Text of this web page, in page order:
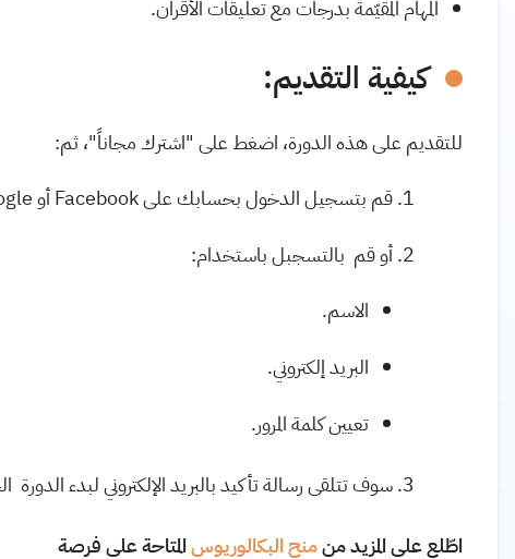
المهام المقيّمة بدرجات مع تعليقات الأقران.
كيفية التقديم:
للتقديم على هذه الدورة، اضغط على "اشترك مجاناً"، ثم:
قم بتسجيل الدخول بحسابك على Facebook أو Google.
أو قم بالتسجبل باستخدام:
الاسم.
البريد إلكتروني.
تعيين كلمة المرور.
سوف تتلقى رسالة تأكيد بالبريد الإلكتروني لبدء
اطّلع على المزيد منمنح البكالوريوسالمتاحة على فرصة